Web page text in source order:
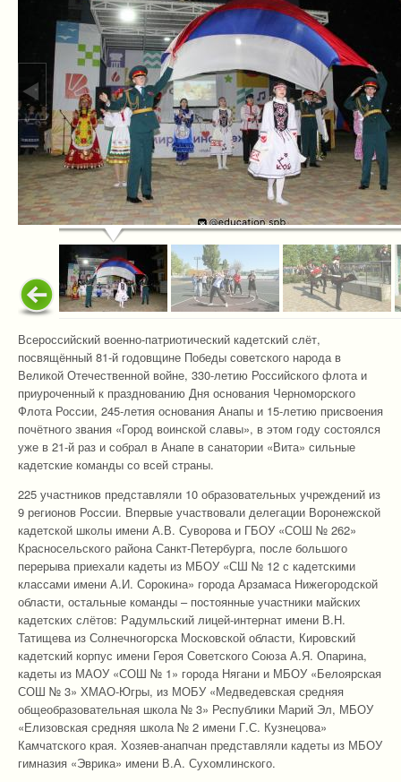
Всероссийский военно-патриотический кадетский слёт,
посвящённый 81-й годовщине Победы советского народа в
Великой Отечественной войне, 330-летию Российского флота и
приуроченный к празднованию Дня основания Черноморского
Флота России, 245-летия основания Анапы и 15-летию присвоения
почётного звания «Город воинской славы», в этом году состоялся
уже в 21-й раз и собрал в Анапе в санатории «Вита» сильные
кадетские команды со всей страны.
225 участников представляли 10 образовательных учреждений из
9 регионов России. Впервые участвовали делегации Воронежской
кадетской школы имени А.В. Суворова и ГБОУ «СОШ № 262»
Красносельского района Санкт‑Петербурга, после большого
перерыва приехали кадеты из МБОУ «СШ № 12 с кадетскими
классами имени А.И. Сорокина» города Арзамаса Нижегородской
области, остальные команды – постоянные участники майских
кадетских слётов: Радумльский лицей-интернат имени В.Н.
Татищева из Солнечногорска Московской области, Кировский
кадетский корпус имени Героя Советского Союза А.Я. Опарина,
кадеты из МАОУ «СОШ № 1» города Нягани и МБОУ «Белоярская
СОШ № 3» ХМАО-Югры, из МОБУ «Медведевская средняя
общеобразовательная школа № 3» Республики Марий Эл, МБОУ
«Елизовская средняя школа № 2 имени Г.С. Кузнецова»
Камчатского края. Хозяев-анапчан представляли кадеты из МБОУ
гимназия «Эврика» имени В.А. Сухомлинского.